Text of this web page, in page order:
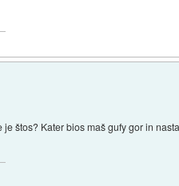
štos? Kater bios maš gufy gor in